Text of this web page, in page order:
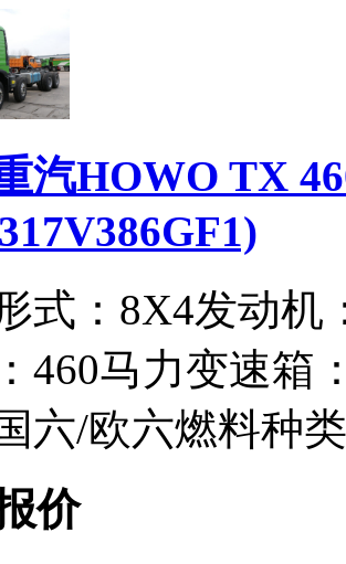
汽HOWO TX
式： 8X4发动机
460马力变速箱
六/欧六燃料种
价